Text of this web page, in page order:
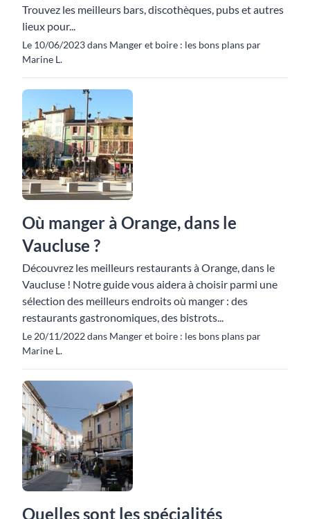
Trouvez les meilleurs bars, discothèques, pubs et autres
lieux pour...
Le 10/06/2023 dans Manger et boire : les bons plans par
Marine L.
Où manger à Orange, dans le
Vaucluse ?
Découvrez les meilleurs restaurants à Orange, dans le
Vaucluse ! Notre guide vous aidera à choisir parmi une
sélection des meilleurs endroits où manger : des
restaurants gastronomiques, des bistrots...
Le 20/11/2022 dans Manger et boire : les bons plans par
Marine L.
Quelles sont les spécialités